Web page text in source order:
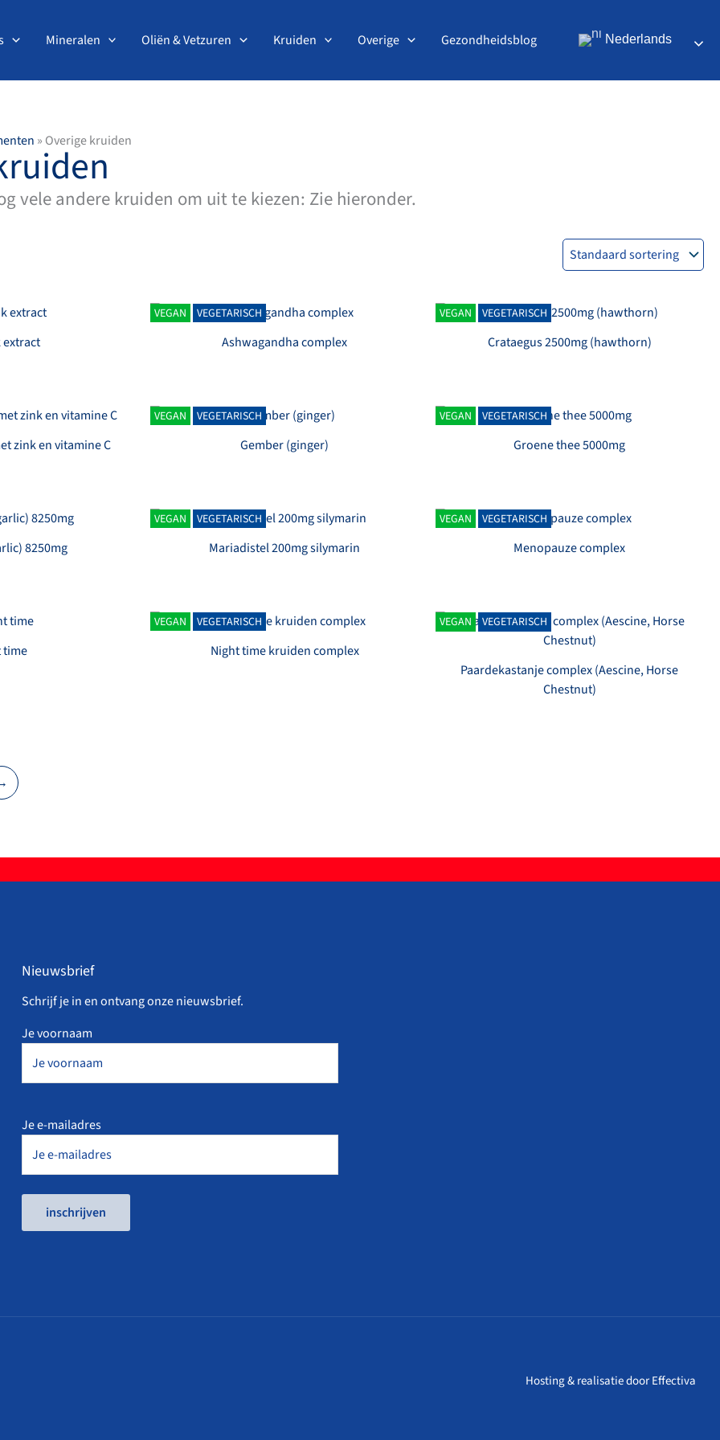
Mineralen Oliën & Vetzuren Kruiden Overige Gezondheidsblog Nederlands
» Overige kruiden
vele andere kruiden om uit te kiezen: Zie hieronder.
VEGAN VEGETARISCH
Ashwagandha complex
VEGAN VEGETARISCH
Crataegus 2500mg (hawthorn)
zink en vitamine C
VEGAN VEGETARISCH
Gember (ginger)
VEGAN VEGETARISCH
Groene thee 5000mg
8250mg
VEGAN VEGETARISCH
Mariadistel 200mg silymarin
VEGAN VEGETARISCH
Menopauze complex
time
VEGAN VEGETARISCH
Night time kruiden complex
VEGAN VEGETARISCH
Paardekastanje complex (Aescine, Horse
Chestnut)
Nieuwsbrief
Schrijf je in en ontvang onze nieuwsbrief.
Je voornaam
Je e-mailadres
inschrijven
Hosting & realisatie doorEffectiva